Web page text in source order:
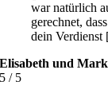
war natürlich
gerechnet,
dein
Elisabeth und
5 / 5